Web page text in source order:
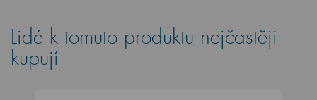
Lidé k tomuto produktu nejčastěji
kupují